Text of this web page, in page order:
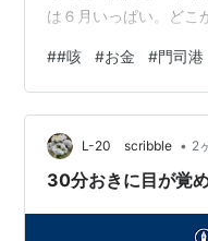
は６月いっぱい。どこ
たのでJR九州のチケッ
た。 果たして使える
くらいまでなら行ける
えない。 全てのことは
はりこの世は身体が全
##咳 #お金 #門司港
L-20 scribble • 2
30分おきに目が覚